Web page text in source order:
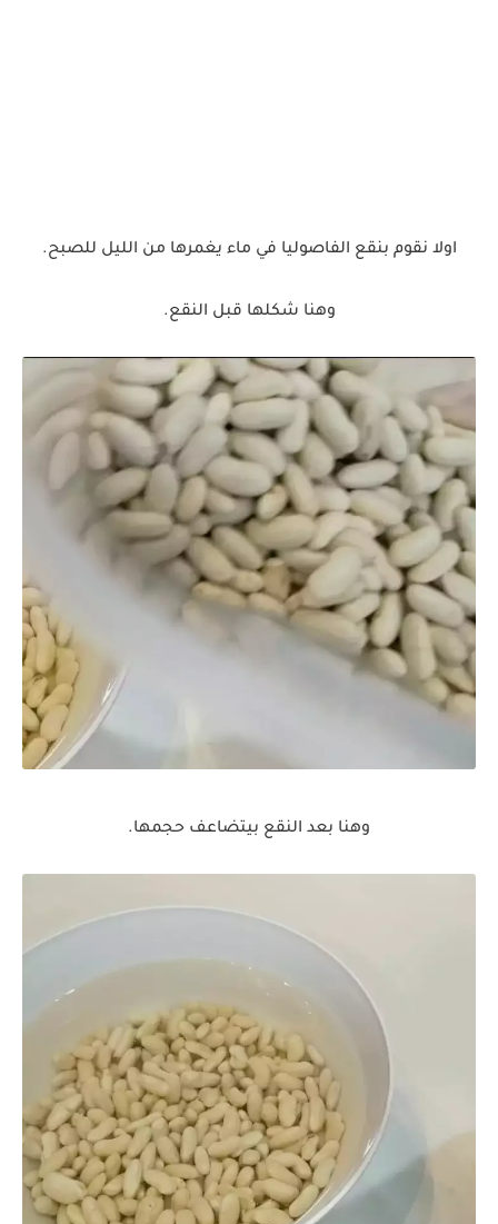
اولا نقوم بنقع الفاصوليا في ماء يغمرها من الليل للصبح.
وهنا شكلها قبل النقع.
وهنا بعد النقع بيتضاعف حجمها.